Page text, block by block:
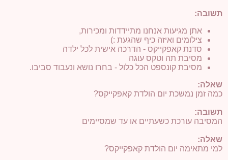
תשובה:
אתן מגיעות אנחנו מתיידדות ומכירות,
צילומים ואיזה כיף שהגעת :)
סדנת קאפקייקס - הדרכה אישית לכל ילדה
מסיבת תה וטקס עוגה
מסיבת קונספט הכל כלול - בחרו נושא ונעבוד סביבו.
שאלה:
כמה זמן נמשכת יום הולדת קאפקייקס?
תשובה:
המסיבה עורכת כשעתיים או עד שמסיימים
שאלה:
למי מתאימה יום הולדת קאפקייקס?